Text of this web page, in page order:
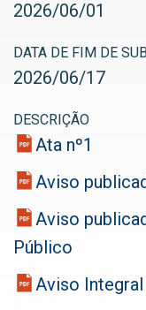
2026/06/01
DATA DE FIM DE
2026/06/17
DESCRIÇÃO
Ata nº1
Aviso
Aviso
Público
Aviso Integral